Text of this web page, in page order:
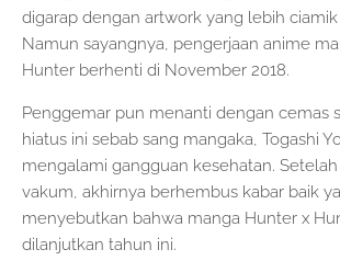
digarap dengan artwork yang lebih ciamik
Namun sayangnya, pengerjaan anime
Hunter berhenti di November 2018.
Penggemar pun menanti dengan cemas
hiatus ini sebab sang mangaka, Togashi
mengalami gangguan kesehatan.
vakum, akhirnya berhembus kabar baik
menyebutkan bahwa manga Hunter x
dilanjutkan tahun ini.